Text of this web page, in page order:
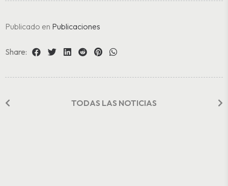
Publicado en Publicaciones
Share:
TODAS LAS NOTICIAS